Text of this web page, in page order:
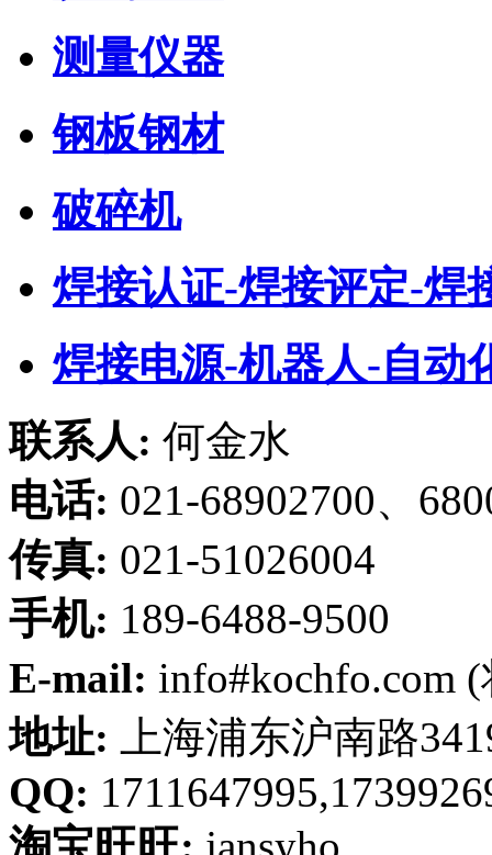
测量仪器
钢板钢材
破碎机
焊接认证-焊接评定-焊
焊接电源-机器人-自动
联系人: 何金水
电话: 021-68902700、
传真: 021-51026004
手机: 189-6488-9500
E-mail: info#kochfo.com
地址: 上海浦东沪南路
QQ: